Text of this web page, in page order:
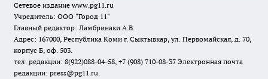
Сетевое издание www.pg11.ru
Учредитель: ООО "Город 11"
Главный редактор: Ламбринаки А.В.
Адрес: 167000, Республика Коми г. Сыктывкар, ул. Первомайская, д. 70,
корпус Б, оф. 503.
тел. редакции: 8(922)088-04-58, +7 (908) 710-08-37 Электронная почта
редакции: press@pg11.ru.